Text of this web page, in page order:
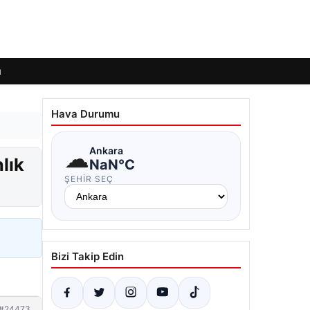
Hava Durumu
☁Ankara
NaN°C
ŞEHIR SEÇ
Bizi Takip Edin